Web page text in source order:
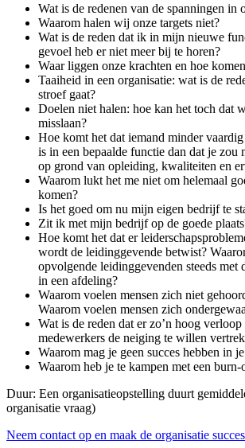
Wat is de redenen van de spanningen in
Waarom halen wij onze targets niet?
Wat is de reden dat ik in mijn nieuwe
gevoel heb er niet meer bij te horen?
Waar liggen onze krachten en hoe
Taaiheid in een organisatie: wat is de
stroef gaat?
Doelen niet halen: hoe kan het toch dat
misslaan?
Hoe komt het dat iemand minder
is in een bepaalde functie dan dat je zou
op grond van opleiding, kwaliteiten en
Waarom lukt het me niet om helemaal
komen?
Is het goed om nu mijn eigen bedrijf te
Zit ik met mijn bedrijf op de goede
Hoe komt het dat er
wordt de leidinggevende betwist?
opvolgende leidinggevenden steeds met
in een afdeling?
Waarom voelen mensen zich niet
Waarom voelen mensen zich
Wat is de reden dat er zo’n hoog
medewerkers de neiging te willen
Waarom mag je geen succes hebben in
Waarom heb je te kampen met een burn-
Duur: Een organisatieopstelling duurt
organisatie vraag)
Neem contact op en maak de organisatie